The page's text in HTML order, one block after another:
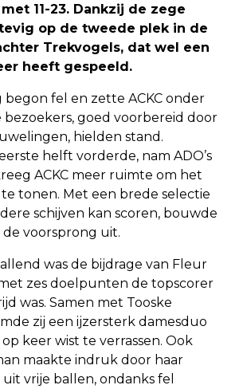
11-23. Dankzij de zege
op de tweede plek in de
Trekvogels, dat wel een
heeft gespeeld.
begon fel en zette ACKC onder
bezoekers, goed voorbereid door
hielden stand.
helft vorderde, nam ADO’s
ACKC meer ruimte om het
te tonen. Met een brede selectie
schijven kan scoren, bouwde
de voorsprong uit.
was de bijdrage van Fleur
zes doelpunten de topscorer
was. Samen met Tooske
zij een ijzersterk damesduo
keer wist te verrassen. Ook
maakte indruk door haar
vrije ballen, ondanks fel